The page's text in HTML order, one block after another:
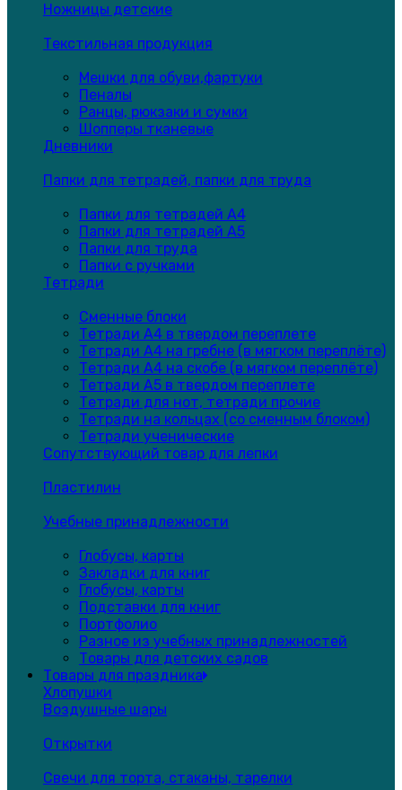
Ножницы детские
Текстильная продукция
Мешки для обуви,фартуки
Пеналы
Ранцы, рюкзаки и сумки
Шопперы тканевые
Дневники
Папки для тетрадей, папки для труда
Папки для тетрадей А4
Папки для тетрадей А5
Папки для труда
Папки с ручками
Тетради
Сменные блоки
Тетради А4 в твердом переплете
Тетради А4 на гребне (в мягком переплёте)
Тетради А4 на скобе (в мягком переплёте)
Тетради А5 в твердом переплете
Тетради для нот, тетради прочие
Тетради на кольцах (со сменным блоком)
Тетради ученические
Сопутствующий товар для лепки
Пластилин
Учебные принадлежности
Глобусы, карты
Закладки для книг
Глобусы, карты
Подставки для книг
Портфолио
Разное из учебных принадлежностей
Товары для детских садов
Товары для праздника
Хлопушки
Воздушные шары
Открытки
Свечи для торта, стаканы, тарелки